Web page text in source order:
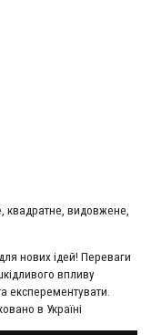
квадратне, видовжене,
нових ідей! Переваги
впливу
експерементувати.
в Україні